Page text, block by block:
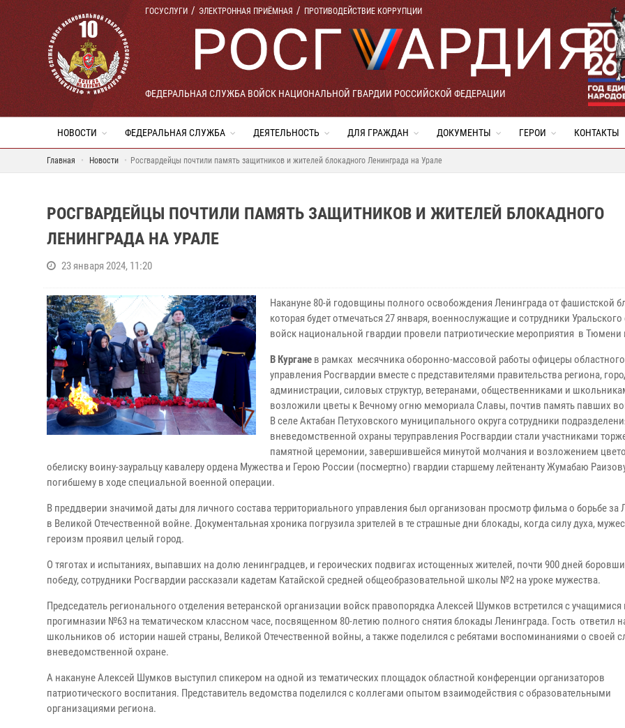
ГОСУСЛУГИ ЭЛЕКТРОННАЯ ПРИЁМНАЯ ПРОТИВОДЕЙСТВИЕ КОРРУПЦИИ
ФЕДЕРАЛЬНАЯ СЛУЖБА ВОЙСК НАЦИОНАЛЬНОЙ ГВАРДИИ РОССИЙСКОЙ ФЕДЕРАЦИИ
НОВОСТИ ФЕДЕРАЛЬНАЯ СЛУЖБА ДЕЯТЕЛЬНОСТЬ ДЛЯ ГРАЖДАН ДОКУМЕНТЫ ГЕРОИ КОНТАКТЫ
Главная Новости Росгвардейцы почтили память защитников и жителей блокадного Ленинграда на Урале
РОСГВАРДЕЙЦЫ ПОЧТИЛИ ПАМЯТЬ ЗАЩИТНИКОВ И ЖИТЕЛЕЙ БЛОКАДНОГО
ЛЕНИНГРАДА НА УРАЛЕ
23 января 2024, 11:20
Накануне 80-й годовщины полного освобождения Ленинграда от фашистской
которая будет отмечаться 27 января, военнослужащие и сотрудники Уральского
войск национальной гвардии провели патриотические мероприятия в Тюмени
В Кургане в рамках месячника оборонно-массовой работы офицеры областного
управления Росгвардии вместе с представителями правительства региона,
администрации, силовых структур, ветеранами, общественниками и
возложили цветы к Вечному огню мемориала Славы, почтив память павших
В селе Актабан Петуховского муниципального округа сотрудники
вневедомственной охраны теруправления Росгвардии стали участниками
памятной церемонии, завершившейся минутой молчания и возложением
обелиску воину-зауральцу кавалеру ордена Мужества и Герою России (посмертно) гвардии старшему лейтенанту Жумабаю
погибшему в ходе специальной военной операции.
В преддверии значимой даты для личного состава территориального управления был организован просмотр фильма о борьбе за
в Великой Отечественной войне. Документальная хроника погрузила зрителей в те страшные дни блокады, когда силу духа,
героизм проявил целый город.
О тяготах и испытаниях, выпавших на долю ленинградцев, и героических подвигах истощенных жителей, почти 900 дней
победу, сотрудники Росгвардии рассказали кадетам Катайской средней общеобразовательной школы №2 на уроке мужества.
Председатель регионального отделения ветеранской организации войск правопорядка Алексей Шумков встретился с учащимися
прогимназии №63 на тематическом классном часе, посвященном 80-летию полного снятия блокады Ленинграда. Гость ответил
школьников об истории нашей страны, Великой Отечественной войны, а также поделился с ребятами воспоминаниями о своей
вневедомственной охране.
А накануне Алексей Шумков выступил спикером на одной из тематических площадок областной конференции организаторов
патриотического воспитания. Представитель ведомства поделился с коллегами опытом взаимодействия с образовательными
организациями региона.